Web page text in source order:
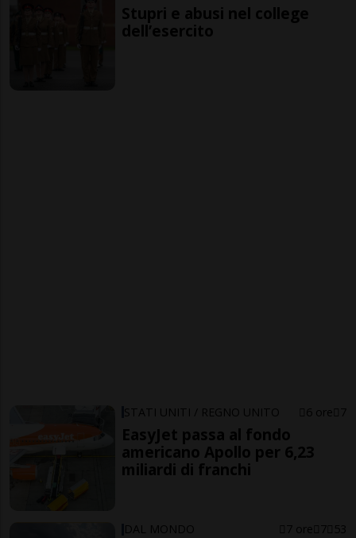
Stupri e abusi nel college
dell’esercito
STATI UNITI / REGNO UNITO 6 ore 7
EasyJet passa al fondo
americano Apollo per 6,23
miliardi di franchi
DAL MONDO 7 ore 7 53